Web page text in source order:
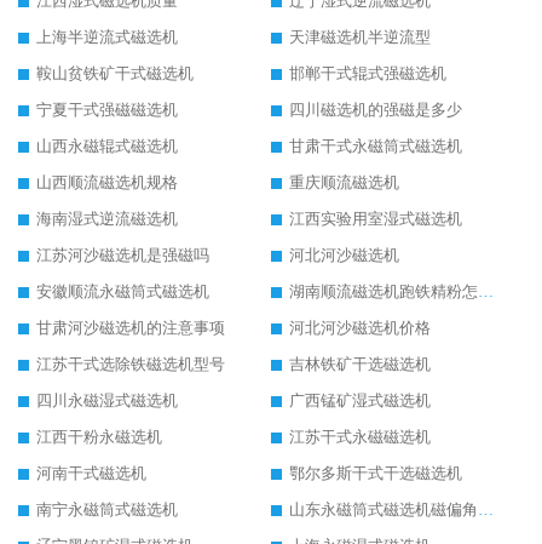
上海半逆流式磁选机
天津磁选机半逆流型
鞍山贫铁矿干式磁选机
邯郸干式辊式强磁选机
宁夏干式强磁磁选机
四川磁选机的强磁是多少
山西永磁辊式磁选机
甘肃干式永磁筒式磁选机
山西顺流磁选机规格
重庆顺流磁选机
海南湿式逆流磁选机
江西实验用室湿式磁选机
江苏河沙磁选机是强磁吗
河北河沙磁选机
安徽顺流永磁筒式磁选机
湖南顺流磁选机跑铁精粉怎么处理
甘肃河沙磁选机的注意事项
河北河沙磁选机价格
江苏干式选除铁磁选机型号
吉林铁矿干选磁选机
四川永磁湿式磁选机
广西锰矿湿式磁选机
江西干粉永磁选机
江苏干式永磁磁选机
河南干式磁选机
鄂尔多斯干式干选磁选机
南宁永磁筒式磁选机
山东永磁筒式磁选机磁偏角怎么调整